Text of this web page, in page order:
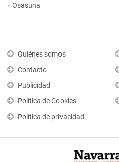
Osasuna
Quiénes somos
Contacto
Publicidad
Política de Cookies
Política de privacidad